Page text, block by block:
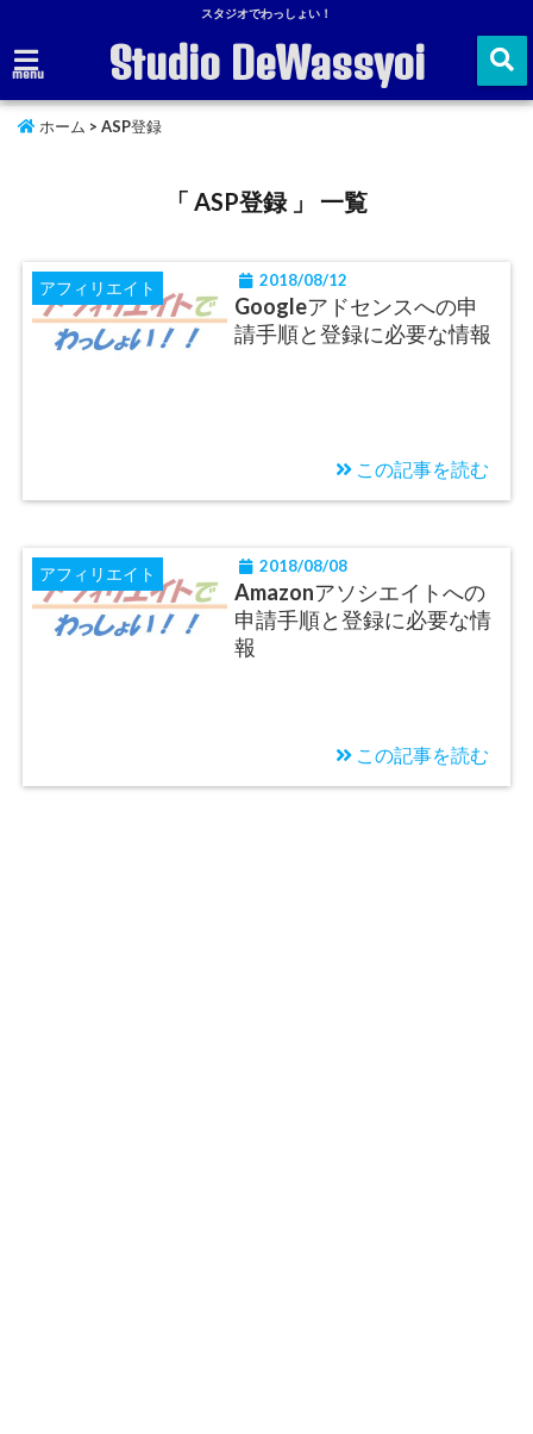
スタジオでわっしょい！
menu Studio DeWassyoi
ホーム > ASP登録
「 ASP登録 」 一覧
アフィリエイト 2018/08/12
Googleアドセンスへの申
請手順と登録に必要な情報
この記事を読む
アフィリエイト 2018/08/08
Amazonアソシエイトへの
申請手順と登録に必要な情
報
この記事を読む